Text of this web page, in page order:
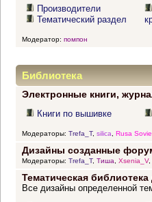
Производители
Тематический раздел
Модератор: помпон
Библиотека
Электронные книги,
Книги по вышивке
Модераторы: Trefa_T, silica Rusa
Дизайны созданные
Модераторы: Trefa_T, Тиша, Xsenia_V,
Тематическая библиотека
Все дизайны определенной